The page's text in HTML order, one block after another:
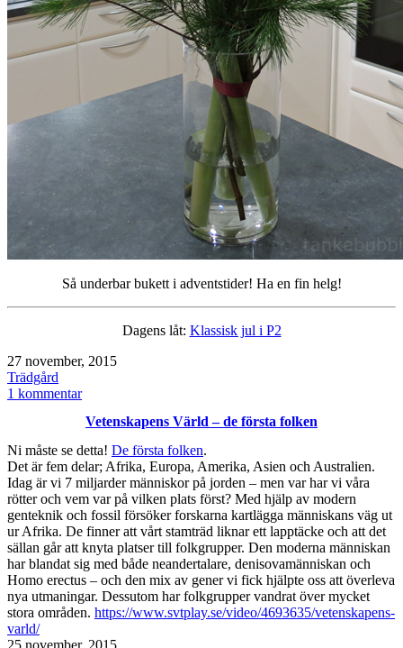
Så underbar bukett i adventstider! Ha en fin helg!
Dagens låt: Klassisk jul i P2
Publicerat
den
27 november, 2015
Kategoriserat
som
Trädgård
1 kommentartill
helg!
Amaryllis
Vetenskapens Värld – de första folken
Ni måste se detta! De första folken.
Det är fem delar; Afrika, Europa, Amerika, Asien och Australien.
Idag är vi 7 miljarder människor på jorden – men var har vi våra
rötter och vem var på vilken plats först? Med hjälp av modern
genteknik och fossil försöker forskarna kartlägga människans väg ut
ur Afrika. De finner att vårt stamträd liknar ett lapptäcke och att det
sällan går att knyta platser till folkgrupper. Den moderna människan
har blandat sig med både neandertalare, denisovamänniskan och
Homo erectus – och den mix av gener vi fick hjälpte oss att överleva
nya utmaningar. Dessutom har folkgrupper vandrat över mycket
stora områden. https://www.svtplay.se/video/4693635/vetenskapens-
varld/
Publicerat
25 november, 2015